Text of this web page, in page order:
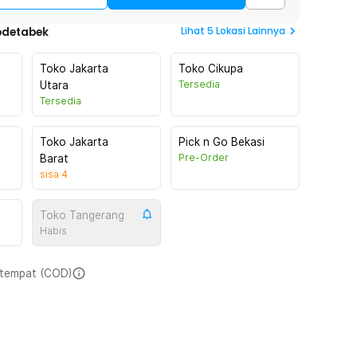
Lihat 5 Lokasi Lainnya
Toko Jakarta
Utara
Tersedia
Toko Cikupa
Tersedia
Toko Jakarta
Barat
sisa 4
Pick n Go Bekasi
Pre-Order
Toko Tangerang
Habis
(COD)